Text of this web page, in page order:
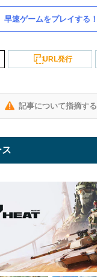
早速ゲームをプレイする！
URL発行
記事について指摘する